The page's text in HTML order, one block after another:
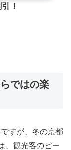
！
ではの楽
すが、冬の京都
、観光客のピー